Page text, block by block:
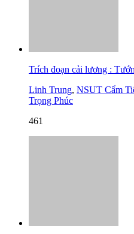
Trích đoạn cải lương :
Linh Trung, NSUT Cẩm
Trọng Phúc
461